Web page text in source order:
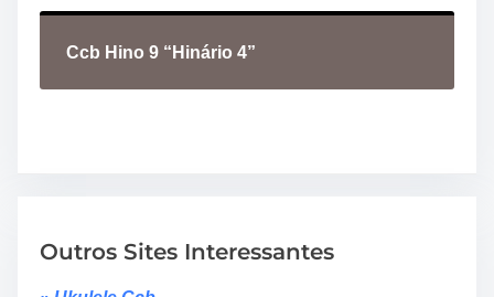
Ccb Hino 9 “Hinário 4”
Outros Sites Interessantes